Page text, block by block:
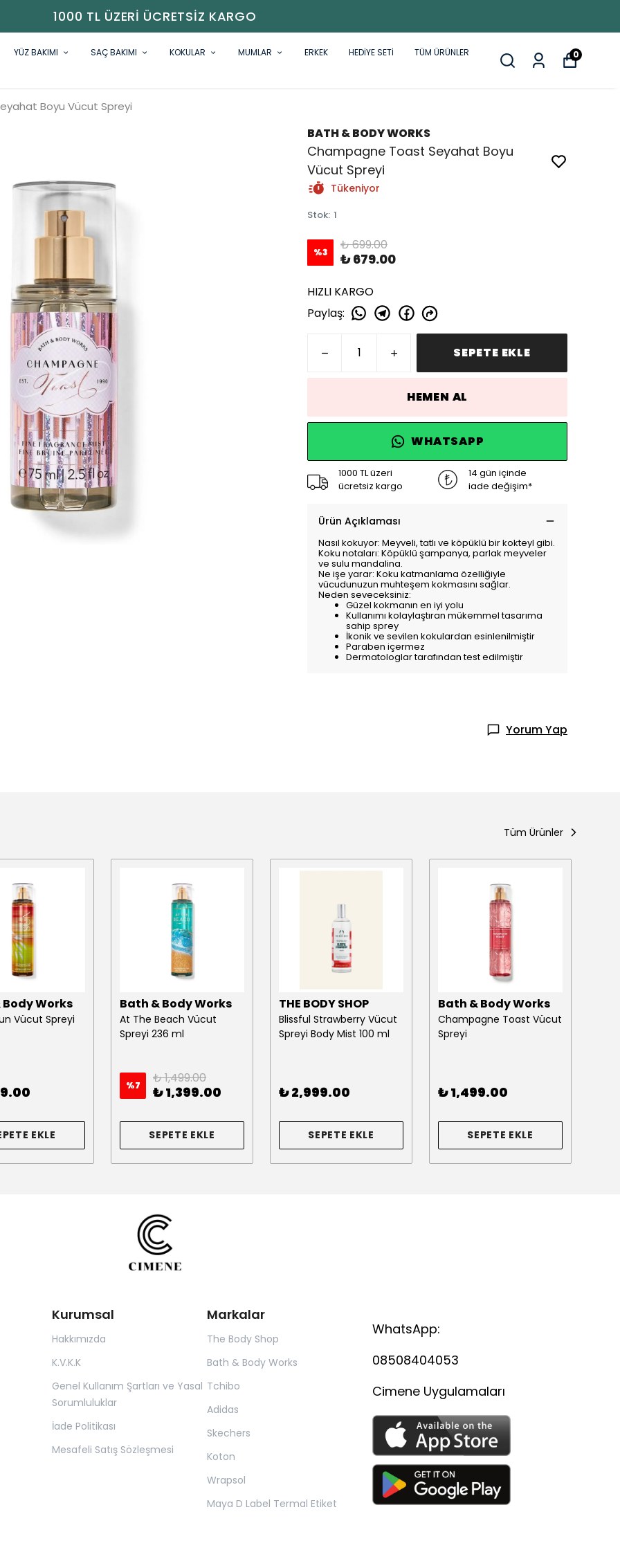
1000 TL ÜZERI ÜCRETSIZ KARGO
YÜZ BAKIMI SAÇ BAKIMI KOKULAR MUMLAR ERKEK HEDİYE SETİ
TÜM ÜRÜNLER
0
Boyu Vücut Spreyi
BATH & BODY WORKS
Champagne Toast Seyahat Boyu
Vücut Spreyi
Tükeniyor
Stok: 1
%3 ₺ 699.00
₺ 679.00
HIZLI KARGO
Paylaş:
SEPETE EKLE
HEMEN AL
WHATSAPP
1000 TL üzeri
ücretsiz kargo
14 gün içinde
iade değişim*
Ürün Açıklaması
Nasıl kokuyor: Meyveli, tatlı ve köpüklü bir kokteyl gibi.
Koku notaları: Köpüklü şampanya, parlak meyveler
ve sulu mandalina.
Ne işe yarar: Koku katmanlama özelliğiyle
vücudunuzun muhteşem kokmasını sağlar.
Neden seveceksiniz:
Güzel kokmanın en iyi yolu
Kullanımı kolaylaştıran mükemmel tasarıma
sahip sprey
İkonik ve sevilen kokulardan esinlenilmiştir
Paraben içermez
Dermatologlar tarafından test edilmiştir
Yorum Yap
Tüm Ürünler
Works
Vücut Spreyi
EKLE
Bath & Body Works
At The Beach Vücut
Spreyi 236 ml
%7 ₺ 1,499.00
₺ 1,399.00
SEPETE EKLE
THE BODY SHOP
Blissful Strawberry Vücut
Spreyi Body Mist 100 ml
₺ 2,999.00
SEPETE EKLE
Bath & Body Works
Champagne Toast Vücut
Spreyi
₺ 1,499.00
SEPETE EKLE
Kurumsal
Hakkımızda
K.V.K.K
Genel Kullanım Şartları ve Yasal
Sorumluluklar
İade Politikası
Mesafeli Satış Sözleşmesi
Markalar
The Body Shop
Bath & Body Works
Tchibo
Adidas
Skechers
Koton
Wrapsol
Maya D Label Termal Etiket
WhatsApp:
08508404053
Cimene Uygulamaları